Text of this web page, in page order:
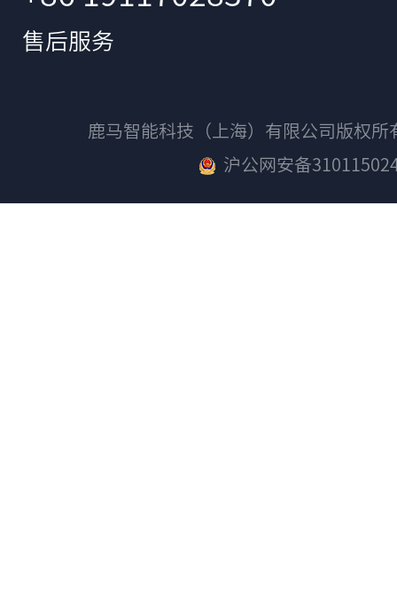
售后服务
鹿马智能科技（上海）有限公司版权
沪公网安备